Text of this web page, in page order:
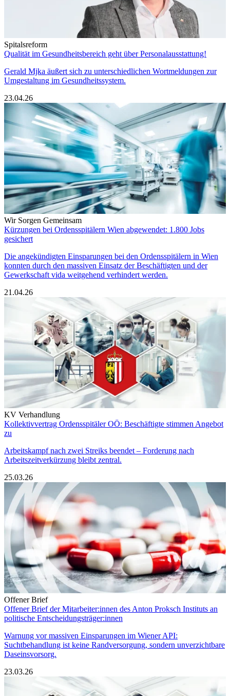
Spitalsreform
Qualität im Gesundheitsbereich geht über Personalausstattung!
Gerald Mjka äußert sich zu unterschiedlichen Wortmeldungen zur
Umgestaltung im Gesundheitssystem.
23.04.26
Wir Sorgen Gemeinsam
Kürzungen bei Ordensspitälern Wien abgewendet: 1.800 Jobs
gesichert
Die angekündigten Einsparungen bei den Ordensspitälern in Wien
konnten durch den massiven Einsatz der Beschäftigten und der
Gewerkschaft vida weitgehend verhindert werden.
21.04.26
KV Verhandlung
Kollektivvertrag Ordensspitäler OÖ: Beschäftigte stimmen Angebot
zu
Arbeitskampf nach zwei Streiks beendet – Forderung nach
Arbeitszeitverkürzung bleibt zentral.
25.03.26
Offener Brief
Offener Brief der Mitarbeiter:innen des Anton Proksch Instituts an
politische Entscheidungsträger:innen
Warnung vor massiven Einsparungen im Wiener API:
Suchtbehandlung ist keine Randversorgung, sondern unverzichtbare
Daseinsvorsorg.
23.03.26